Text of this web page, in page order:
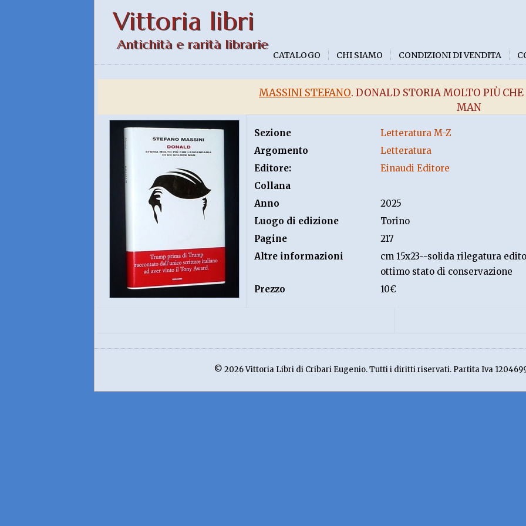
Vittoria libri
Antichità e rarità librarie
CATALOGO CHI SIAMO CONDIZIONI DI VENDITA
MASSINI STEFANO. DONALD STORIA MOLTO PIÙ
MAN
Sezione
Letteratura M-Z
Argomento
Letteratura
Editore:
Einaudi Editore
Collana
Anno
2025
Luogo di edizione
Torino
Pagine
217
Altre informazioni
cm 15x23--solida rilegatura
ottimo stato di conservazione
Prezzo
10€
© 2026 Vittoria Libri di Cribari Eugenio. Tutti i diritti riservati. Partita Iva